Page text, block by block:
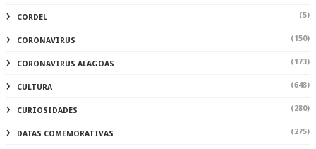
CORDEL (5)
CORONAVIRUS (150)
CORONAVIRUS ALAGOAS (173)
CULTURA (648)
CURIOSIDADES (280)
DATAS COMEMORATIVAS (275)